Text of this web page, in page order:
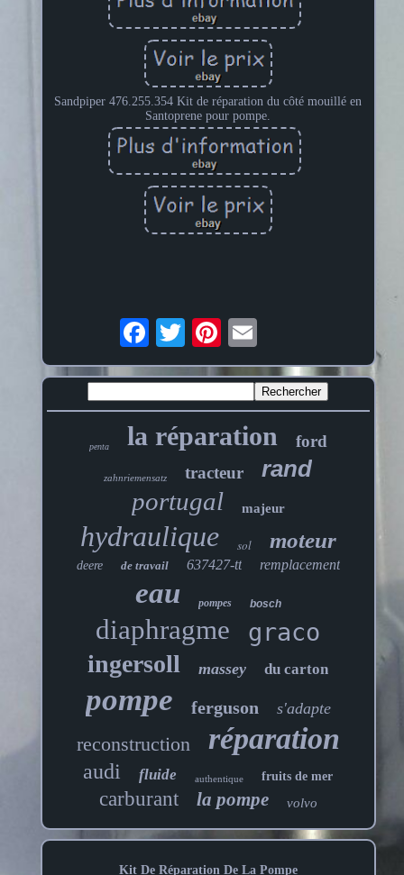
Sandpiper 476.255.354 Kit de réparation du côté mouillé en
Santoprene pour pompe.
penta la réparation ford
zahnriemensatz tracteur rand
portugal majeur
hydraulique sol moteur
deere de travail 637427-tt remplacement
eau pompes bosch
diaphragme
graco
ingersoll
massey du carton
pompe ferguson s'adapte
reconstruction réparation
audi fluide authentique fruits de mer
carburant la pompe volvo
Kit De Réparation De La Pompe